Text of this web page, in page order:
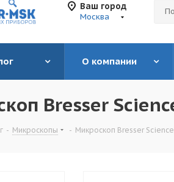
Ваш город
Москва
О компании
Bresser
- Микроскопы - Микроскоп Bresser